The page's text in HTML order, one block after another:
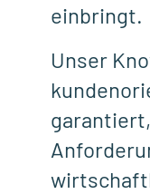
einbringt.
Unser